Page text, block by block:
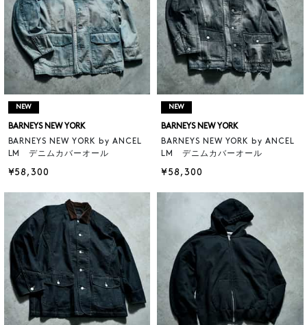
NEW
BARNEYS NEW YORK
BARNEYS NEW YORK by ANCEL
LM デニムカバーオール
¥58,300
NEW
BARNEYS NEW YORK
BARNEYS NEW YORK by ANCEL
LM デニムカバーオール
¥58,300